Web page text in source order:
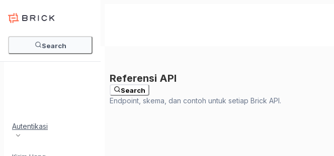
Search
Search
Autentikasi